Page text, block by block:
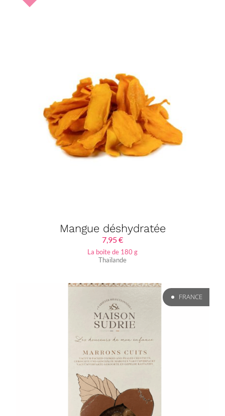
Mangue déshydratée
7,95€
La boite de 180 g
Thaïlande
FRANCE